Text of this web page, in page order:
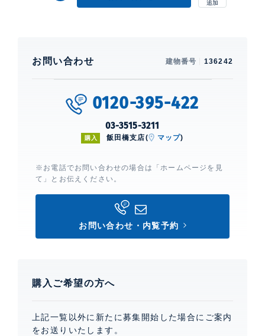
お問い合わせ 建物番号 136242
0120-395-422
03-3515-3211
購入 飯田橋支店( マップ)
※お電話でお問い合わせの場合は「ホームページを見
て」とお伝えください。
お問い合わせ・内覧予約
購入ご希望の方へ
上記一覧以外に新たに募集開始した場合にご案内
をお送りいたします。